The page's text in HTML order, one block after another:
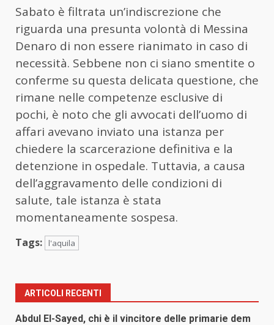
Sabato è filtrata un’indiscrezione che
riguarda una presunta volontà di Messina
Denaro di non essere rianimato in caso di
necessità. Sebbene non ci siano smentite o
conferme su questa delicata questione, che
rimane nelle competenze esclusive di
pochi, è noto che gli avvocati dell’uomo di
affari avevano inviato una istanza per
chiedere la scarcerazione definitiva e la
detenzione in ospedale. Tuttavia, a causa
dell’aggravamento delle condizioni di
salute, tale istanza è stata
momentaneamente sospesa.
Tags: l'aquila
ARTICOLI RECENTI
Abdul El-Sayed, chi è il vincitore delle primarie dem